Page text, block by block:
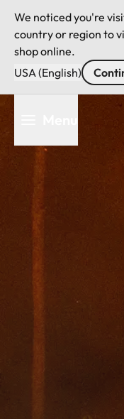
We noticed you're
country or region to
shop online.
USA (English)
al
principale